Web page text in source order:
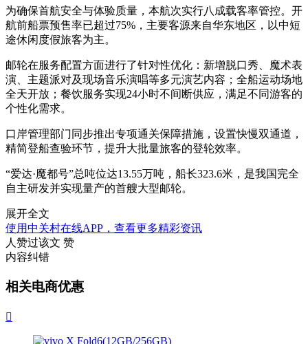
为确保首航安全与体验质量，本航次实行八成载客率管控。开
航前船票预售率已超过75%，主要客源来自华东地区，以中短
途休闲度假旅客为主。
邮轮在服务配置方面进行了针对性优化：新增脱口秀、魔术表
演、主题派对及现场音乐演唱等多元演艺内容；全船运动场地
全天开放；餐饮服务实现24小时不间断供应，满足不同游客的
个性化需求。
口岸管理部门同步推出专项通关保障措施，设置快慢双通道，
精简登船查验环节，提升大批量旅客的登轮效率。
“爱达·魔都号”总吨位达13.55万吨，船长323.6米，是我国完全
自主研发并实现量产的首艘大型邮轮。
展开全文
使用中关村在线APP，查看更多精彩资讯
人赞过该文 赞
内容纠错
相关电商优惠
